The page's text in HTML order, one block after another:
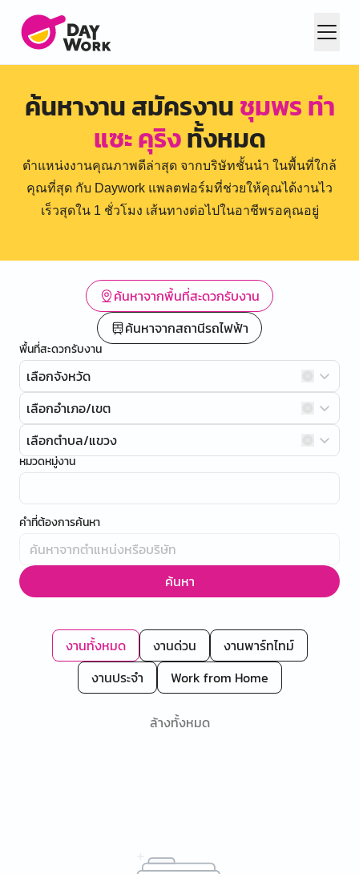
ค้นหางาน สมัครงานชุมพร ท่า
แซะ คุริงทั้งหมด
ตำแหน่งงานคุณภาพดีล่าสุด จากบริษัทชั้นนำ ในพื้นที่ใกล้
คุณที่สุด กับ Daywork แพลตฟอร์มที่ช่วยให้คุณได้งานไว
เร็วสุดใน 1 ชั่วโมง เส้นทางต่อไปในอาชีพรอคุณอยู่
ค้นหาจากพื้นที่สะดวกรับงาน
ค้นหาจากสถานีรถไฟฟ้า
พื้นที่สะดวกรับงาน
เลือกจังหวัด
เลือกอำเภอ/เขต
เลือกตำบล/แขวง
หมวดหมู่งาน
คำที่ต้องการค้นหา
ค้นหา
งานทั้งหมด งานด่วน
งานพาร์ทไทม์
งานประจำ
Work from Home
ล้างทั้งหมด